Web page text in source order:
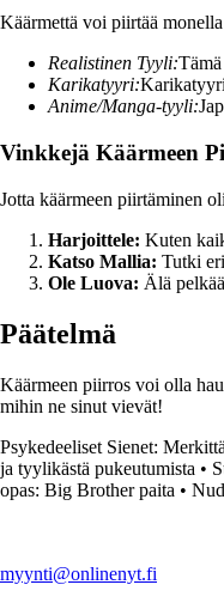
Käärmettä voi piirtää
Realistinen Tyyli:
Karikatyyri:
Anime/Manga-tyyli:
Vinkkejä Käärmeen
Jotta käärmeen piirtäminen
Harjoittele: Kuten
Katso Mallia: Tutki
Ole Luova: Älä
Päätelmä
Käärmeen piirros voi olla
mihin ne sinut vievät!
Psykedeeliset Sienet:
ja tyylikästä pukeutumista •
opas: Big Brother paita •
myynti@onlinenyt.fi